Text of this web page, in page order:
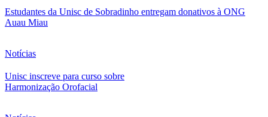
Estudantes da Unisc de Sobradinho entregam donativos à ONG
Auau Miau
Notícias
Unisc inscreve para curso sobre
Harmonização Orofacial